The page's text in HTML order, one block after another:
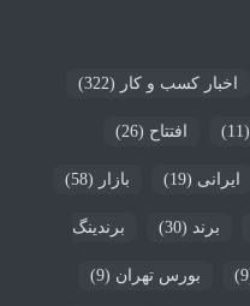
اخبار کسب و کار (322)
(11) افتتاح (26)
ایرانی (19) بازار (58)
برند (30) برندینگ
بورس تهران (9)